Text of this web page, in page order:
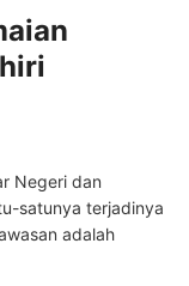
Negeri dan
satunya terjadinya
adalah